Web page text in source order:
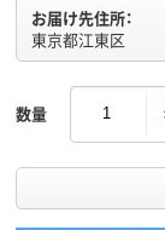
お届け先住所：
東京都江東区
数量